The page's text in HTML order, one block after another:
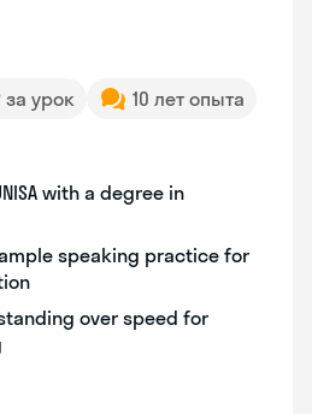
за урок
10 лет опыта
with a degree in
speaking practice for
over speed for